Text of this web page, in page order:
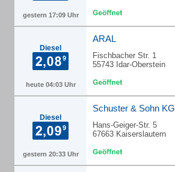
gestern 17:09 Uhr
Diesel
heute 04:03 Uhr
ARAL
Fischbacher Str. 1
55743 Idar-Oberstein
Diesel
gestern 20:33 Uhr
Schuster & Sohn KG
Hans-Geiger-Str. 5
67663 Kaiserslautern